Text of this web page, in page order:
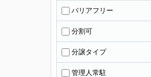
バリアフリー
分割可
分譲タイプ
管理人常駐